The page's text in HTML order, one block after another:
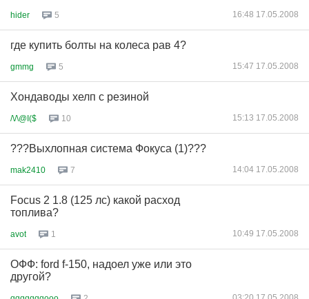
hider 5 16:48 17.05.2008
где купить болты на колеса рав 4?
gmmg 5 15:47 17.05.2008
Хондаводы хелп с резиной
/\/\@I($ 10 15:13 17.05.2008
???Выхлопная система Фокуса (1)???
mak2410 7 14:04 17.05.2008
Focus 2 1.8 (125 лс) какой расход
топлива?
avot 1 10:49 17.05.2008
ОФФ: ford f-150, надоел уже или это
другой?